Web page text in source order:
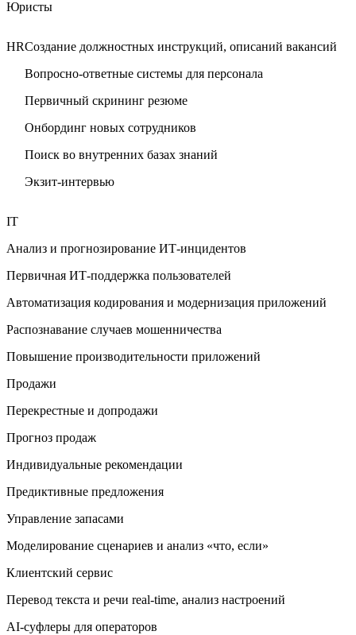
Юристы
HRСоздание должностных инструкций, описаний вакансий
Вопросно-ответные системы для персонала
Первичный скрининг резюме
Онбординг новых сотрудников
Поиск во внутренних базах знаний
Экзит-интервью
IT
Анализ и прогнозирование ИТ-инцидентов
Первичная ИТ-поддержка пользователей
Автоматизация кодирования и модернизация приложений
Распознавание случаев мошенничества
Повышение производительности приложений
Продажи
Перекрестные и допродажи
Прогноз продаж
Индивидуальные рекомендации
Предиктивные предложения
Управление запасами
Моделирование сценариев и анализ «что, если»
Клиентский сервис
Перевод текста и речи real-time, анализ настроений
AI-суфлеры для операторов